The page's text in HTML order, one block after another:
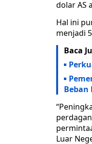
dolar AS
Hal ini
menjadi
Baca
Beban
Luar